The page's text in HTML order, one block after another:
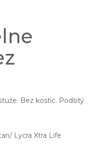
Bez kostíc. Podšitý
Lycra Xtra Life